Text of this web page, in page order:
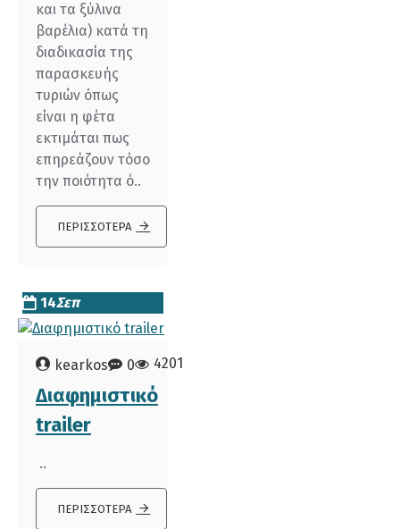
και τα ξύλινα
βαρέλια) κατά τη
διαδικασία της
παρασκευής
τυριών όπως
είναι η φέτα
εκτιμάται πως
επηρεάζουν τόσο
την ποιότητα ό..
ΠΕΡΙΣΣΌΤΕΡΑ
14Σεπ
kearkos 0 4201
Διαφημιστικό
trailer
..
ΠΕΡΙΣΣΌΤΕΡΑ